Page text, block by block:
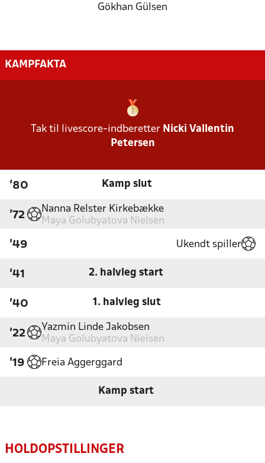
Gökhan Gülsen
KAMPFAKTA
Tak til livescore-indberetter Nicki Vallentin
Petersen
'80 Kamp slut
'72
Nanna Relster Kirkebække
Maya Golubyatova Nielsen
'49 Ukendt spiller
'41 2. halvleg start
'40 1. halvleg slut
'22
Yazmin Linde Jakobsen
Maya Golubyatova Nielsen
'19 Freia Aggerggard
Kamp start
HOLDOPSTILLINGER